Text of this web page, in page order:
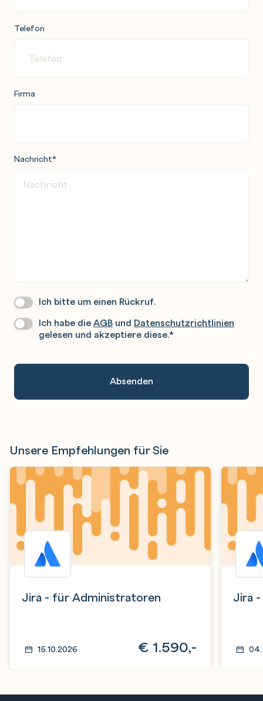
Telefon
Firma
Nachricht*
Wir
Sie
Ich bitte um einen Rückruf.
Datenschutz*
Ich habe dieAGB und Datenschutzrichtlinien
gelesen und akzeptiere diese.*
Unsere Empfehlungen für Sie
Jira - für Administratoren
15.10.2026 € 1.590,-
Jira